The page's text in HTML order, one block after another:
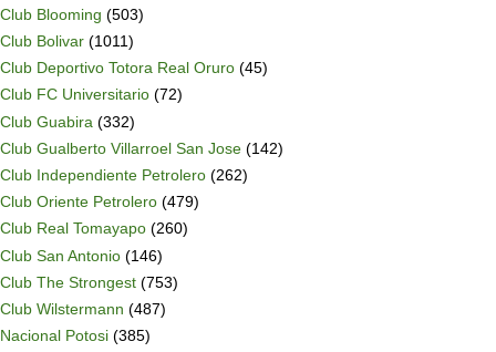
Club Blooming (503)
Club Bolivar (1011)
Club Deportivo Totora Real Oruro (45)
Club FC Universitario (72)
Club Guabira (332)
Club Gualberto Villarroel San Jose (142)
Club Independiente Petrolero (262)
Club Oriente Petrolero (479)
Club Real Tomayapo (260)
Club San Antonio (146)
Club The Strongest (753)
Club Wilstermann (487)
Nacional Potosi (385)